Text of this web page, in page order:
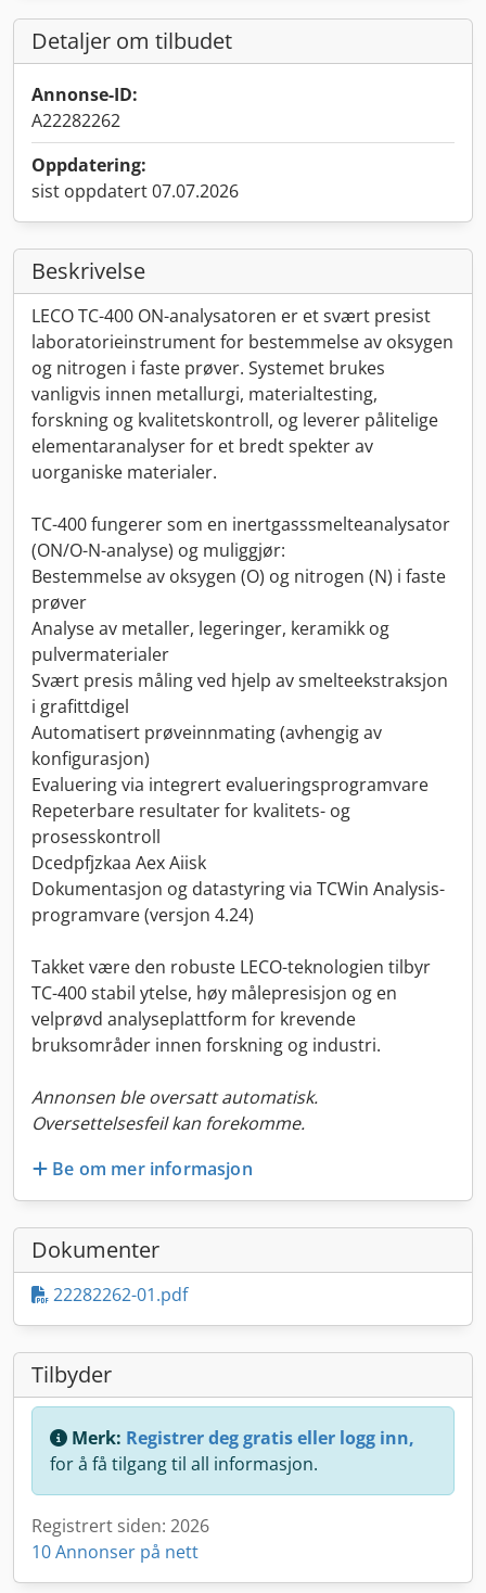
Detaljer om tilbudet
Annonse-ID:
A22282262
Oppdatering:
sist oppdatert 07.07.2026
Beskrivelse
LECO TC-400 ON-analysatoren er et svært presist
laboratorieinstrument for bestemmelse av oksygen
og nitrogen i faste prøver. Systemet brukes
vanligvis innen metallurgi, materialtesting,
forskning og kvalitetskontroll, og leverer pålitelige
elementaranalyser for et bredt spekter av
uorganiske materialer.
TC-400 fungerer som en inertgasssmelteanalysator
(ON/O-N-analyse) og muliggjør:
Bestemmelse av oksygen (O) og nitrogen (N) i faste
prøver
Analyse av metaller, legeringer, keramikk og
pulvermaterialer
Svært presis måling ved hjelp av smelteekstraksjon
i grafittdigel
Automatisert prøveinnmating (avhengig av
konfigurasjon)
Evaluering via integrert evalueringsprogramvare
Repeterbare resultater for kvalitets- og
prosesskontroll
Dcedpfjzkaa Aex Aiisk
Dokumentasjon og datastyring via TCWin Analysis-
programvare (versjon 4.24)
Takket være den robuste LECO-teknologien tilbyr
TC-400 stabil ytelse, høy målepresisjon og en
velprøvd analyseplattform for krevende
bruksområder innen forskning og industri.
Annonsen ble oversatt automatisk.
Oversettelsesfeil kan forekomme.
Be om mer informasjon
Dokumenter
22282262-01.pdf
Tilbyder
Merk: Registrer deg gratis eller logg inn,
for å få tilgang til all informasjon.
Registrert siden: 2026
10 Annonser på nett